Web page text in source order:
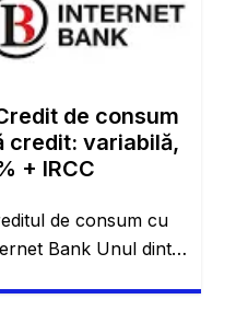
se acomodeze într-
de consum
credit: variabilă,
+ IRCC
de consum cu
Bank Unul dintre